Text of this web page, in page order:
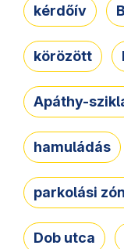
kérdőív
körözött
Apáthy-
hamuládás
parkolási
Dob utca